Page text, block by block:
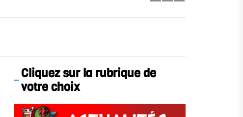
Cliquez sur la rubrique de
votre choix